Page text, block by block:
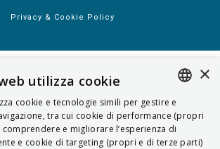
Privacy & Cookie Policy
ITALIAN
ENGLISH
×
utilizza cookie
cookie e tecnologie simili per gestire e
tra cui cookie di performance (propri
e migliorare l’esperienza di
e cookie di targeting (propri e di terze parti)